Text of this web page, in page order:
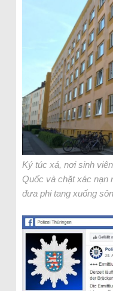
Ký túc xá, nơi sinh
Quốc và chặt xác nạn
đưa phi tang xuống